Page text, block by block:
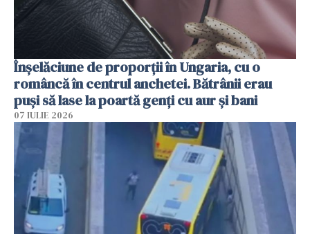
Înșelăciune de proporții în Ungaria, cu o
româncă în centrul anchetei. Bătrânii erau
puși să lase la poartă genți cu aur și bani
07 IULIE 2026